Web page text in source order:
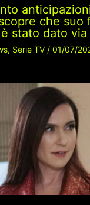
che suo
stato dato via
, Serie TV/ 01/07/